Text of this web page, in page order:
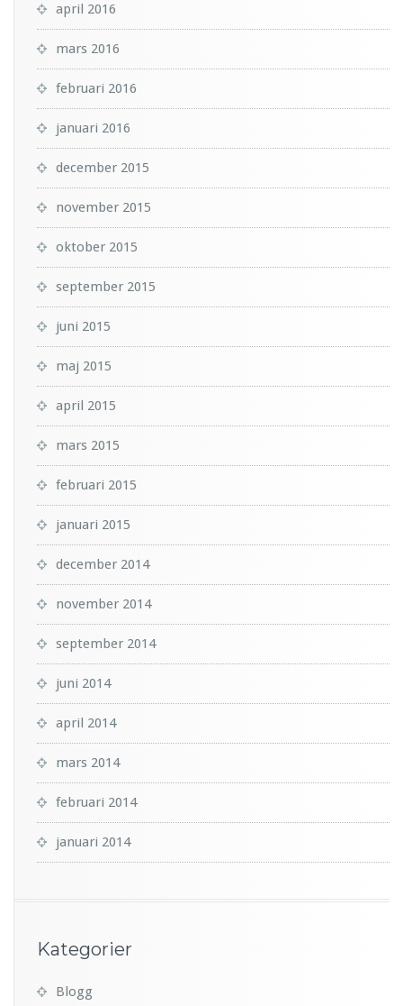
april 2016
mars 2016
februari 2016
januari 2016
december 2015
november 2015
oktober 2015
september 2015
juni 2015
maj 2015
april 2015
mars 2015
februari 2015
januari 2015
december 2014
november 2014
september 2014
juni 2014
april 2014
mars 2014
februari 2014
januari 2014
Kategorier
Blogg